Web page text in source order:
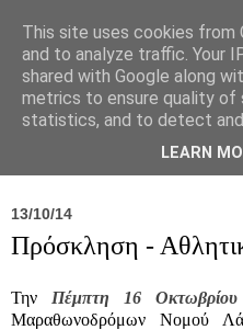
Σύλλογος
13/10/14
Πρόσκληση -
Την Πέμπτη 16
Μαραθωνοδρόμων Νομού
This site uses cookies
and to analyze traffic. Your
shared with Google along
metrics to ensure quality of
statistics, and to detect and
LEARN